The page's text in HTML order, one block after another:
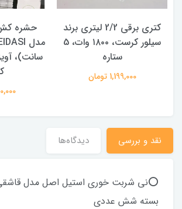
کتری برقی 2/2 لیتری برند
سیلور کرست، ۱۸۰۰ وات، 5
ستاره
1,199,000 تومان
حشره
نقد و بررسی دیدگاه‌ها
⭕️نی شربت خوری استیل اصل مدل
بسته شش عددی